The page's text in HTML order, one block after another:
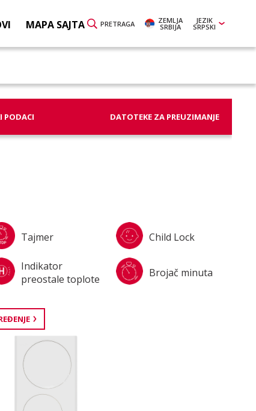
PRETRAGA ZEMLJA
SRBIJA
JEZIK
SRPSKI
MAPA SAJTA
PODACI DATOTEKE ZA PREUZIMANJE
Tajmer Child Lock
Indikator
preostale toplote
Brojač minuta